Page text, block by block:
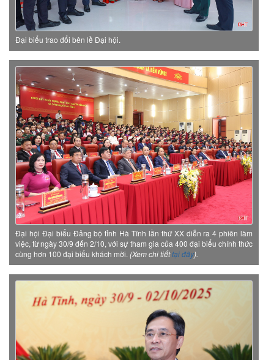
Đại biểu trao đổi bên lề Đại hội.
Đại hội Đại biểu Đảng bộ tỉnh Hà Tĩnh lần thứ XX diễn ra 4 phiên làm
việc, từ ngày 30/9 đến 2/10, với sự tham gia của 400 đại biểu chính thức
cùng hơn 100 đại biểu khách mời. (Xem chi tiếttại đây).